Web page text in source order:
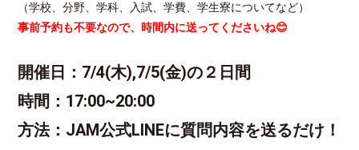
（学校、分野、学科、入試、学費、学生寮についてなど）
事前予約も不要なので、時間内に送ってくださいね😊
開催日：7/4(木),7/5(金)の２日間
時間：17:00~20:00
方法：JAM公式LINEに質問内容を送るだけ！